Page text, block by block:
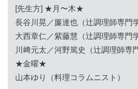
[先生方] ★月〜木★
長谷川晃／簾達也（辻調理師専門
大西章仁／紫藤慧（辻調理師専門
川﨑元太／河野篤史（辻調理師専
★金曜★
山本ゆり（料理コラムニスト）